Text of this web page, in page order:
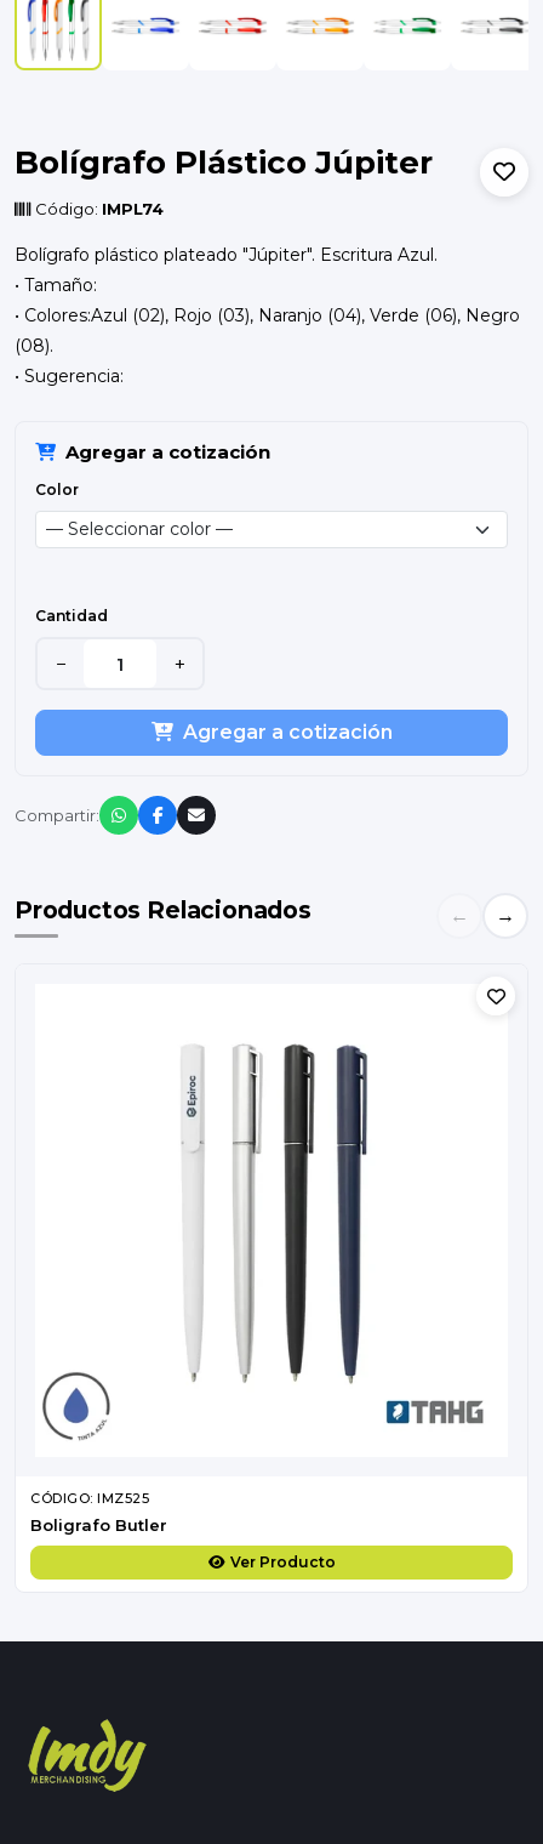
Bolígrafo Plástico Júpiter
Código: IMPL74
Bolígrafo plástico plateado "Júpiter". Escritura Azul.
• Tamaño:
• Colores:Azul (02), Rojo (03), Naranjo (04), Verde (06), Negro
(08).
• Sugerencia:
Agregar a cotización
Color
Cantidad
− +
Agregar a cotización
Compartir:
Productos Relacionados ← →
CÓDIGO: IMZ525
Boligrafo Butler
Ver Producto